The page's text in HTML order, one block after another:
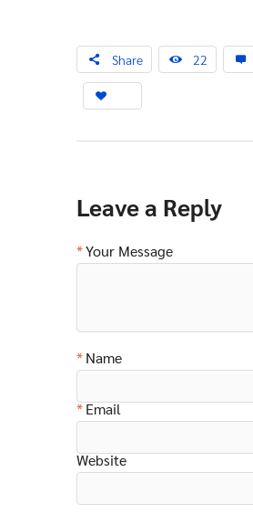
Share 22
Leave a Reply
Your Message
Name
Email
Website